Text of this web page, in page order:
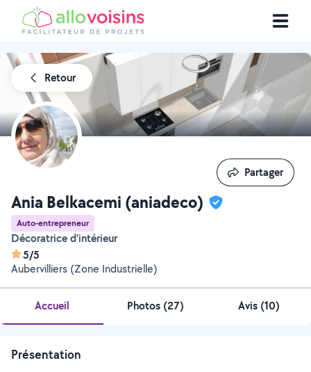
Retour
Ania Belkacemi (aniadeco)
Auto-entrepreneur
Décoratrice d'intérieur
5/5
Aubervilliers (Zone Industrielle)
Partager
Partager
Accueil Photos (27) Avis (10)
Présentation